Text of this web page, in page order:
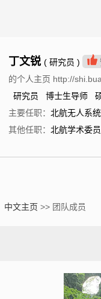
丁文锐 ( 研究员 )
的个人主页 http://
研究员 博士生导师
主要任职： 北航无人系
其他任职： 北航学术委
中文主页 >> 团队成员